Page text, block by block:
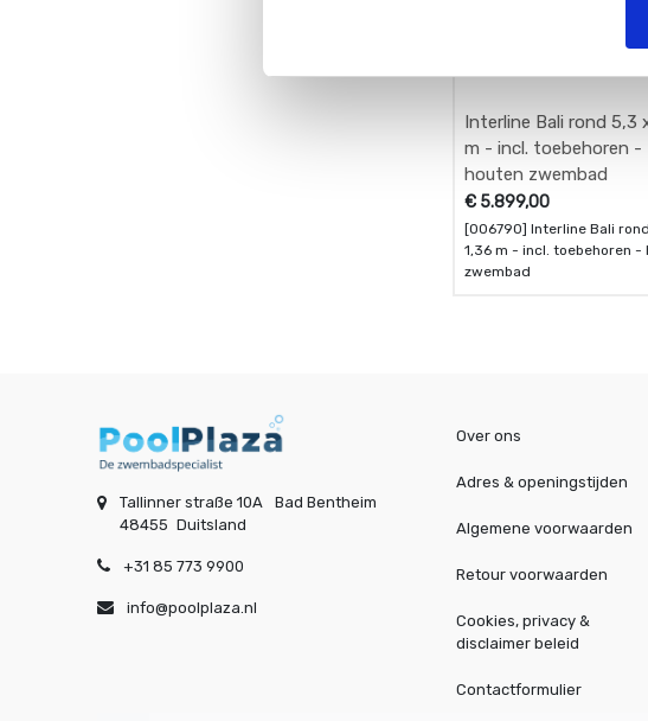
Interline Bali rond 5,3
m - incl. toebehoren -
houten zwembad
€ 5.899,00
[006790] Interline Bali
1,36 m - incl. toebehoren - houten
zwembad
Tallinner straße 10A
Bad Bentheim
48455 Duitsland
+31 85 773 9900
info@poolplaza.nl
Over ons
Adres & openingstijden
Algemene voorwaarden
Retour voorwaarden
Cookies, privacy &
disclaimer beleid
Contactformulier